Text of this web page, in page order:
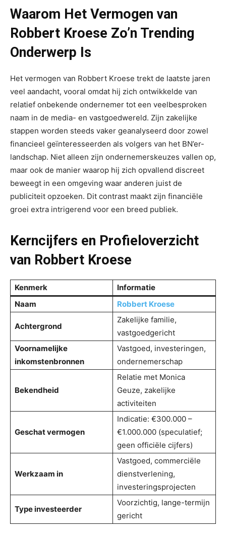
Waarom Het Vermogen van
Robbert Kroese Zo’n Trending
Onderwerp Is
Het vermogen van Robbert Kroese trekt de laatste jaren
veel aandacht, vooral omdat hij zich ontwikkelde van
relatief onbekende ondernemer tot een veelbesproken
naam in de media- en vastgoedwereld. Zijn zakelijke
stappen worden steeds vaker geanalyseerd door zowel
financieel geïnteresseerden als volgers van het BN’er-
landschap. Niet alleen zijn ondernemerskeuzes vallen op,
maar ook de manier waarop hij zich opvallend discreet
beweegt in een omgeving waar anderen juist de
publiciteit opzoeken. Dit contrast maakt zijn financiële
groei extra intrigerend voor een breed publiek.
Kerncijfers en Profieloverzicht
van Robbert Kroese
Kenmerk
Informatie
Naam
Robbert Kroese
Achtergrond
Zakelijke familie,
vastgoedgericht
Voornamelijke
inkomstenbronnen
Vastgoed, investeringen,
ondernemerschap
Bekendheid
Relatie met Monica
Geuze, zakelijke
activiteiten
Geschat vermogen
Indicatie: €300.000 –
€1.000.000 (speculatief;
geen officiële cijfers)
Werkzaam in
Vastgoed, commerciële
dienstverlening,
investeringsprojecten
Type investeerder
Voorzichtig, lange-termijn
gericht